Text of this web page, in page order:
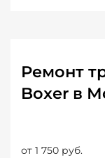
Ремонт
Boxer в
от 1 750 руб.